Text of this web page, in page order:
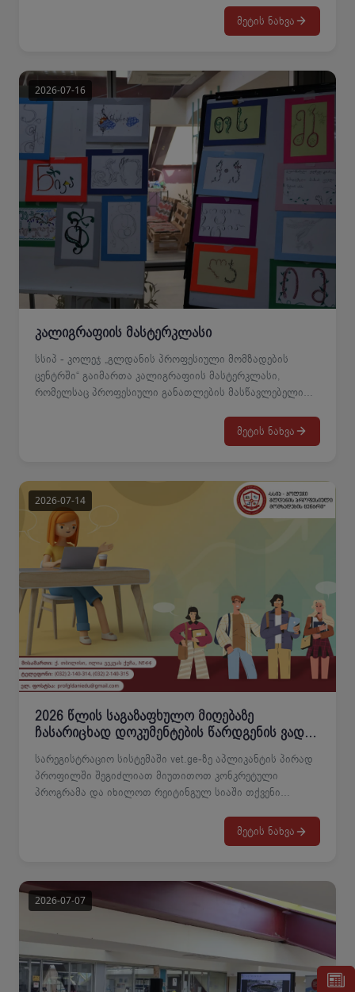
ტრენინგ-კურსი თემაზე ″უსაფრთხო ონლაინი
განათლებაში″. კურსი ჩატარდება ჰიბრიდული
საერთაშორისო და საქართველოს ნორმატიული
საფუძვლები;3. ციფრული უსაფრთხოების მართვა და
პოლიტიკა კურსი განკუთვლინია კოლეჯის
ადმინისტრაციის, პროფესიული განათლების
მასწავლებლებისა და პროფესიული სტუდენტებისთვის.
ტრენინგის სალექციო მასალები განთავსდება კოლეჯის
ვებგვერდზე შესაბამისი ბმულის სახით. ტრენინგ-კურსში
მონაწილეობის მისაღებად აუცილებელია რეგისტრაციის
გავლა 2026 წლის 22 ივლისიდან 01 აგვისტოს ჩათვლით
მითითებულ ბმულზე.
მეტის ნახვა
კალიგრაფიის მასტერკლასი
სსიპ - კოლეჯ „გლდანის პროფესიული მომზადების
ცენტრში“ გაიმართა კალიგრაფიის მასტერკლასი,
რომელსაც პროფესიული განათლების მასწავლებელი
მონაწილეები გაეცნენ კალიგრაფიის ხელოვნების
მნიშვნელობას, ქართული ანბანის უნიკალურობასა და
ტექნიკები და შექმნეს ინდივიდუალური კალიგრაფიული
ნამუშევრები.ღონისძიების დასასრულს მოეწყო
მონაწილეთა მიერ შესრულებული კალიგრაფიული
ნამუშევრების გამოფენა, რომელმაც დამსწრე
საზოგადოების დიდი ინტერესი და მოწონება
დაიმსახურა.კალიგრაფიის მასტერკლასი
მონაწილეებისთვის საინტერესო და შემოქმედებითი
გამოცდილება აღმოჩნდა, რომელმაც კიდევ ერთხელ
წარმოაჩინა ქართული დამწერლობის კულტურული და
ესთეტიკური მნიშვნელობა.
მეტის ნახვა
2026 წლის საგაზაფხულო მიღებაზე
ჩასარიცხად დოკუმენტების წარდგენის ვადა
გახანგრძლივდა
სარეგისტრაციო სისტემაში vet.ge-ზე აპლიკანტის პირად
პროფილში შეგიძლიათ მიუთითოთ კონკრეტული
პროგრამა და იხილოთ რეიტინგულ სიაში თქვენი
მოხვდა, პირდაპირ მოდის კოლეჯში საბუთების
ჩასარიცხად აპლიკანტების მიერ შესაბამისი
დოკუმენტაციის წარდგენის ვადა გახანგრძლივდა 2026
წლის 1 ივლისიდან 2026 წლის 14 ივლისის
ჩათვლით09:30 საათიდან 18:30 საათამდეგთხოვთ, არ
გადააცილოთ დადგენილ ვადას!წინააღმდეგ
შემთხვევაში, თქვენი განაცხადი არ
მეტის ნახვა